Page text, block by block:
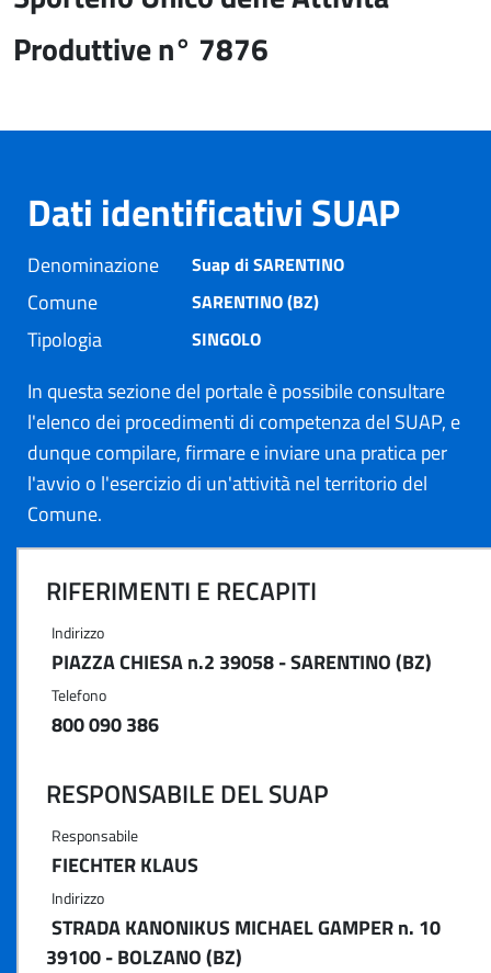
Produttive n° 7876
Dati identificativi SUAP
Denominazione Suap di SARENTINO
Comune SARENTINO (BZ)
Tipologia SINGOLO
In questa sezione del portale è possibile consultare
l'elenco dei procedimenti di competenza del SUAP, e
dunque compilare, firmare e inviare una pratica per
l'avvio o l'esercizio di un'attività nel territorio del
Comune.
RIFERIMENTI E RECAPITI
Indirizzo
PIAZZA CHIESA n.2 39058 - SARENTINO (BZ)
Telefono
800 090 386
RESPONSABILE DEL SUAP
Responsabile
FIECHTER KLAUS
Indirizzo
STRADA KANONIKUS MICHAEL GAMPER n. 10
39100 - BOLZANO (BZ)